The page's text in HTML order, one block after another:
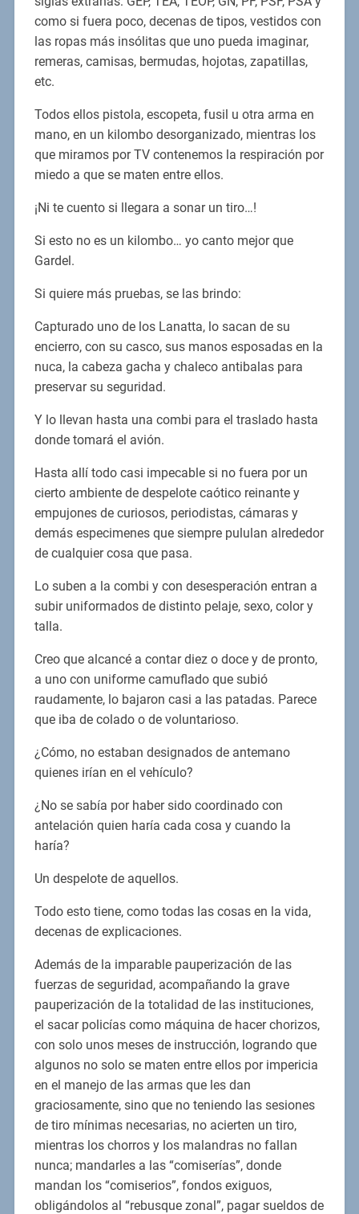
como si fuera poco, decenas de tipos, vestidos con
las ropas más insólitas que uno pueda imaginar,
remeras, camisas, bermudas, hojotas, zapatillas,
etc.
Todos ellos pistola, escopeta, fusil u otra arma en
mano, en un kilombo desorganizado, mientras los
que miramos por TV contenemos la respiración por
miedo a que se maten entre ellos.
¡Ni te cuento si llegara a sonar un tiro…!
Si esto no es un kilombo… yo canto mejor que
Gardel.
Si quiere más pruebas, se las brindo:
Capturado uno de los Lanatta, lo sacan de su
encierro, con su casco, sus manos esposadas en la
nuca, la cabeza gacha y chaleco antibalas para
preservar su seguridad.
Y lo llevan hasta una combi para el traslado hasta
donde tomará el avión.
Hasta allí todo casi impecable si no fuera por un
cierto ambiente de despelote caótico reinante y
empujones de curiosos, periodistas, cámaras y
demás especimenes que siempre pululan alrededor
de cualquier cosa que pasa.
Lo suben a la combi y con desesperación entran a
subir uniformados de distinto pelaje, sexo, color y
talla.
Creo que alcancé a contar diez o doce y de pronto,
a uno con uniforme camuflado que subió
raudamente, lo bajaron casi a las patadas. Parece
que iba de colado o de voluntarioso.
¿Cómo, no estaban designados de antemano
quienes irían en el vehículo?
¿No se sabía por haber sido coordinado con
antelación quien haría cada cosa y cuando la
haría?
Un despelote de aquellos.
Todo esto tiene, como todas las cosas en la vida,
decenas de explicaciones.
Además de la imparable pauperización de las
fuerzas de seguridad, acompañando la grave
pauperización de la totalidad de las instituciones,
el sacar policías como máquina de hacer chorizos,
con solo unos meses de instrucción, logrando que
algunos no solo se maten entre ellos por impericia
en el manejo de las armas que les dan
graciosamente, sino que no teniendo las sesiones
de tiro mínimas necesarias, no acierten un tiro,
mientras los chorros y los malandras no fallan
nunca; mandarles a las “comiserías”, donde
mandan los “comiserios”, fondos exiguos,
obligándolos al “rebusque zonal”, pagar sueldos de